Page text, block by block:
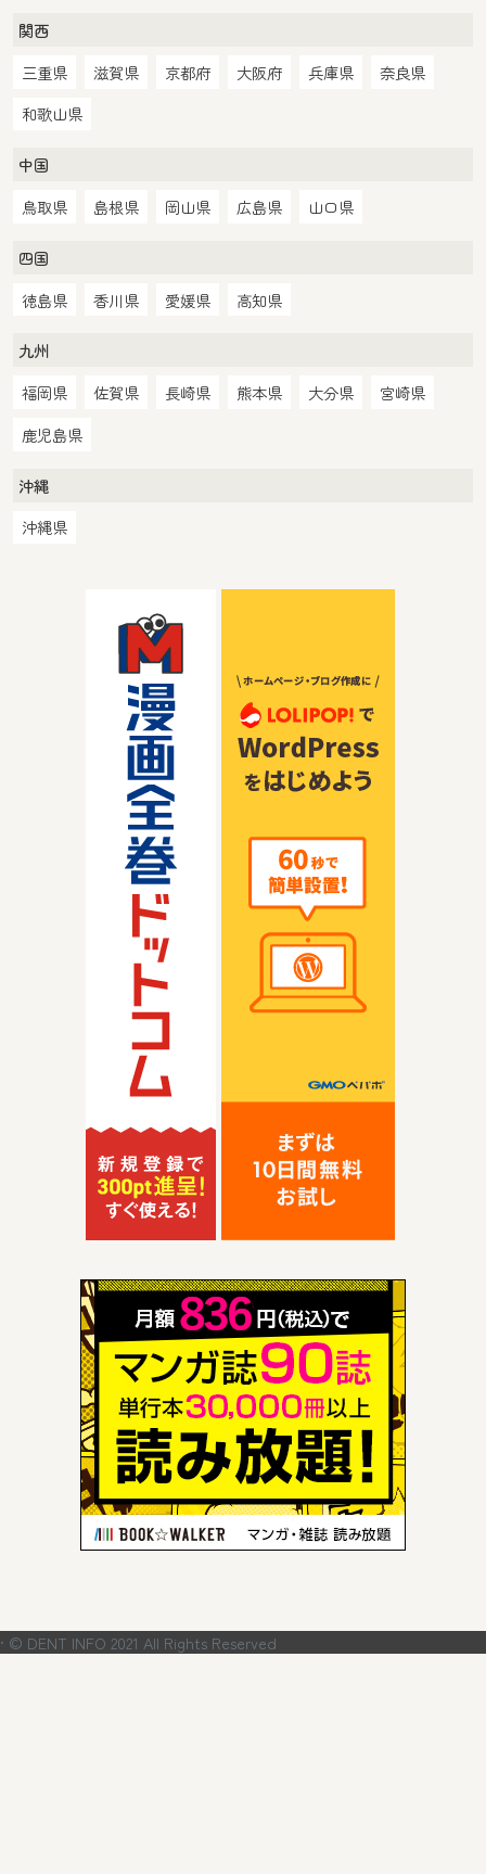
関西
三重県
滋賀県 京都府 大阪府 兵庫県
奈良県
和歌山県
中国
鳥取県
島根県 岡山県 広島県 山口県
四国
徳島県
香川県 愛媛県 高知県
九州
福岡県
佐賀県 長崎県 熊本県 大分県
宮崎県
鹿児島県
沖縄
沖縄県
· © DENT INFO 2021 All Rights Reserved